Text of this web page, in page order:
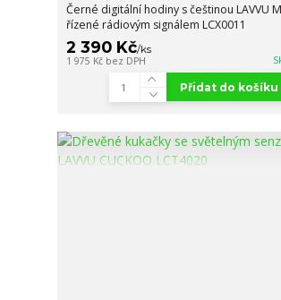
Černé digitální hodiny s češtinou LAVVU
řízené rádiovým signálem LCX0011
2 390 Kč/ks
1 975 Kč bez DPH
Přidat do košíku